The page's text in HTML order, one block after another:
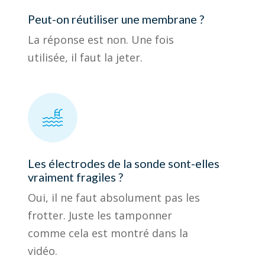
Peut-on réutiliser une membrane ?
La réponse est non. Une fois
utilisée, il faut la jeter.
Les électrodes de la sonde sont-elles
vraiment fragiles ?
Oui, il ne faut absolument pas les
frotter. Juste les tamponner
comme cela est montré dans la
vidéo.